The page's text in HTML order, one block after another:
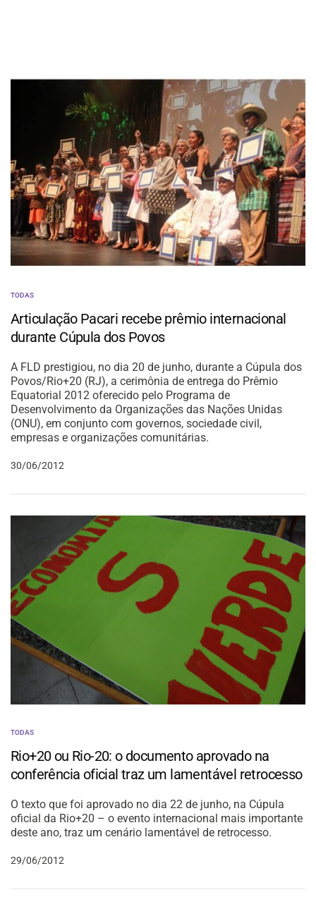
TODAS
Articulação Pacari recebe prêmio internacional
durante Cúpula dos Povos
A FLD prestigiou, no dia 20 de junho, durante a Cúpula dos
Povos/Rio+20 (RJ), a cerimônia de entrega do Prêmio
Equatorial 2012 oferecido pelo Programa de
Desenvolvimento da Organizações das Nações Unidas
(ONU), em conjunto com governos, sociedade civil,
empresas e organizações comunitárias.
30/06/2012
TODAS
Rio+20 ou Rio-20: o documento aprovado na
conferência oficial traz um lamentável retrocesso
O texto que foi aprovado no dia 22 de junho, na Cúpula
oficial da Rio+20 – o evento internacional mais importante
deste ano, traz um cenário lamentável de retrocesso.
29/06/2012